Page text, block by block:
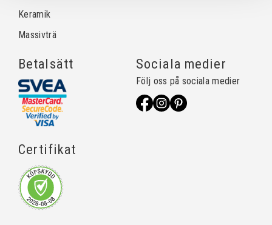
Keramik
Massivträ
Betalsätt
Certifikat
Sociala medier
Följ oss på sociala medier